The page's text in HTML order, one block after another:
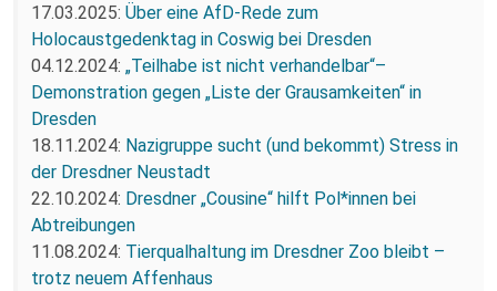
17.03.2025: Über eine AfD-Rede zum
Holocaustgedenktag in Coswig bei Dresden
04.12.2024: „Teilhabe ist nicht verhandelbar“–
Demonstration gegen „Liste der Grausamkeiten“ in
Dresden
18.11.2024: Nazigruppe sucht (und bekommt) Stress in
der Dresdner Neustadt
22.10.2024: Dresdner „Cousine“ hilft Pol*innen bei
Abtreibungen
11.08.2024: Tierqualhaltung im Dresdner Zoo bleibt –
trotz neuem Affenhaus